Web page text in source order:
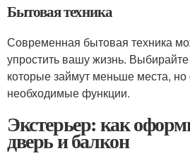
Бытовая техника
Современная бытовая техника
упростить вашу жизнь.
которые займут меньше места, но
необходимые функции.
Экстерьер: как
дверь и балкон